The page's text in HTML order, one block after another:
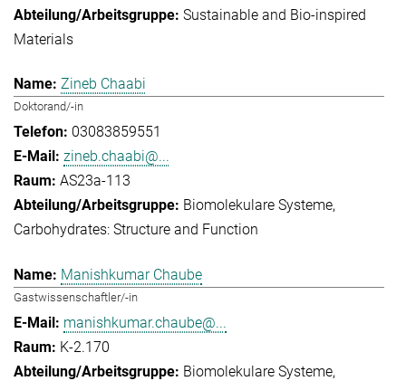
Sustainable and Bio-inspired
Materials
Zineb Chaabi
Doktorand/-in
03083859551
zineb.chaabi@...
AS23a-113
Biomolekulare Systeme
Carbohydrates: Structure and Function
Manishkumar Chaube
Gastwissenschaftler/-in
manishkumar.chaube@...
K-2.170
Biomolekulare Systeme